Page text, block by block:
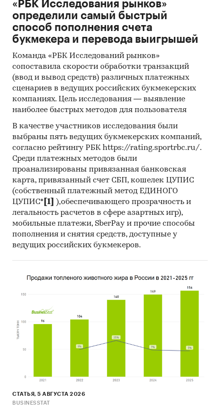
для ведения канала с целью продаж – ***%;
для рассылки предложений по клиентской
базе – ***%.
7. В настоящее время малый и микробизнес в
России кратно проигрывает в эффективности
крупному бизнесу, особенно глобальному,
поэтому для малого бизнеса вопрос
эффективных бизнес-приложений является
критически важным. Так и использование
мобильной платформы для работы с
клиентами, создания сайтов и платежных
онлайн-сервисов в мессенджерах и
социальных сетях для компаний с малой
штатной численностью позволит им успешно
конкурировать с крупными компаниями не
только по общей эффективности, но и по
охвату целевой аудитории (клиентской базе).
8. Основной целевой аудиторией проекта
выступают субъекты малого и среднего
предпринимательства, самозанятые особы. К
привлечь *** предприятия и *** самозанятых
Конкурентное окружение:
Конкурентное окружение проекта составляют
мобильные платформы для работы с
клиентами в мессенджерах и социальных
конкурентных преимуществ проекта
представлена стратегическая канва проекта.
«РБК Исследования рынков»
определили самый быстрый
способ пополнения счета
букмекера и перевода выигрышей
Команда «РБК Исследований рынков»
сопоставила скорости обработки транзакций
(ввод и вывод средств) различных платежных
сценариев в ведущих российских букмекерских
компаниях. Цель исследования — выявление
наиболее быстрых методов для пользователя
В качестве участников исследования были
выбраны пять ведущих букмекерских компаний,
согласно рейтингу РБК https://rating.sportrbc.ru/.
Среди платежных методов были
проанализированы привязанная банковская
карта, привязанный счет СБП, кошелек ЦУПИС
(собственный платежный метод ЕДИНОГО
ЦУПИС* [1]
),обеспечивающего прозрачность и
легальность расчетов в сфере азартных игр),
мобильные платежи, SberPay и прочие способы
пополнения и снятия средств, доступные у
ведущих российских букмекеров.
СТАТЬЯ, 5 АВГУСТА 2026
BUSINESSTAT